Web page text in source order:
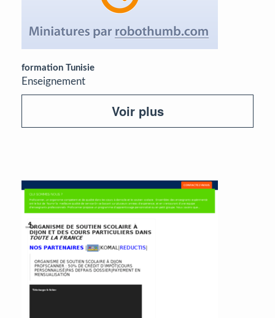
formation Tunisie
Enseignement
Voir plus